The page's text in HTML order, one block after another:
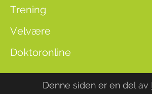
Trening
Velvære
Doktoronline
Denne siden er en del av